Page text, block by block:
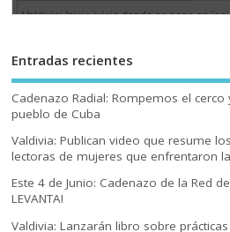
Entradas recientes
Cadenazo Radial: Rompemos el
pueblo de Cuba
Valdivia: Publican video que resume
lectoras de mujeres que enfrentaron
Este 4 de Junio: Cadenazo de la Red
LEVANTA!
Valdivia: Lanzarán libro sobre